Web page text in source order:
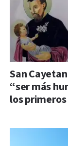
San
“ser más
los